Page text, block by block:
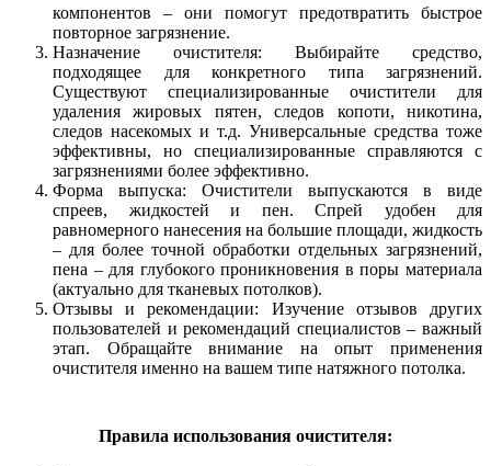
компонентов – они помогут предотвратить быстрое
повторное загрязнение.
Назначение очистителя: Выбирайте средство,
подходящее для конкретного типа загрязнений.
Существуют специализированные очистители для
удаления жировых пятен, следов копоти, никотина,
следов насекомых и т.д. Универсальные средства тоже
эффективны, но специализированные справляются с
загрязнениями более эффективно.
Форма выпуска: Очистители выпускаются в виде
спреев, жидкостей и пен. Спрей удобен для
равномерного нанесения на большие площади, жидкость
– для более точной обработки отдельных загрязнений,
пена – для глубокого проникновения в поры материала
(актуально для тканевых потолков).
Отзывы и рекомендации: Изучение отзывов других
пользователей и рекомендаций специалистов – важный
этап. Обращайте внимание на опыт применения
очистителя именно на вашем типе натяжного потолка.
Правила использования очистителя: